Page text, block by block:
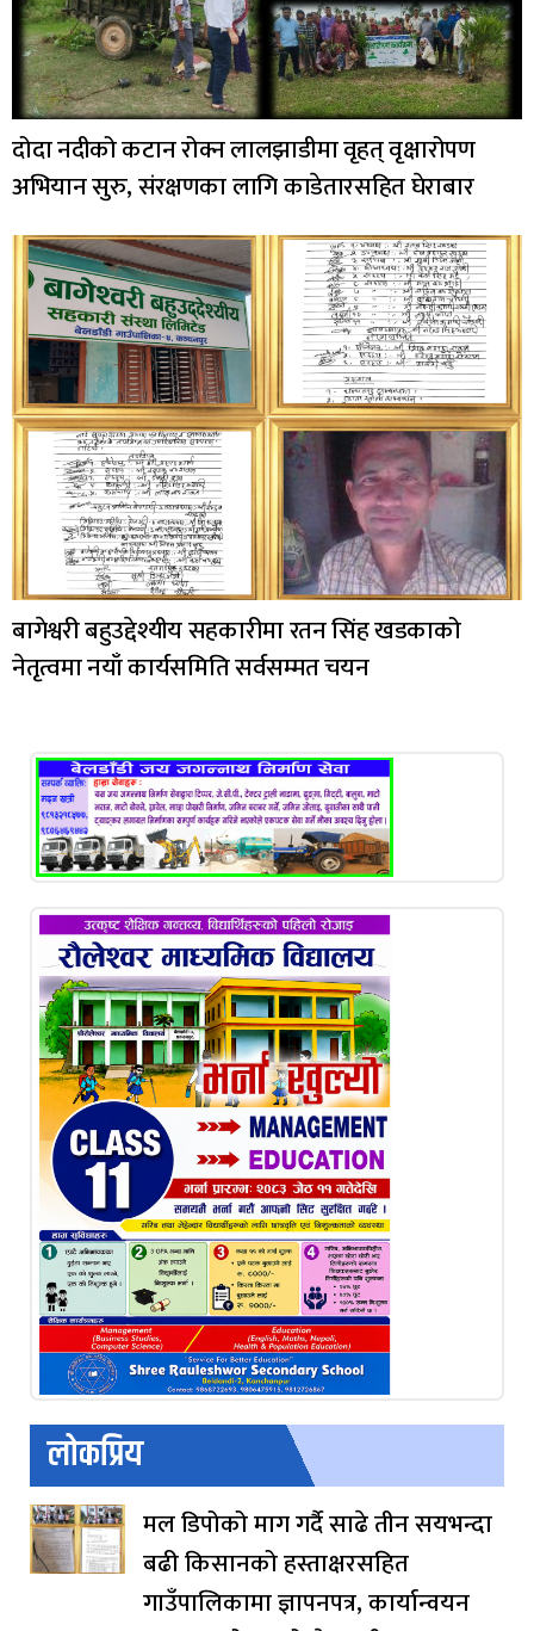
दोदा नदीको कटान रोक्न लालझाडीमा वृहत् वृक्षारोपण
अभियान सुरु, संरक्षणका लागि काडेतारसहित घेराबार
बागेश्वरी बहुउद्देश्यीय सहकारीमा रतन सिंह खडकाको
नेतृत्वमा नयाँ कार्यसमिति सर्वसम्मत चयन
लोकप्रिय
मल डिपोको माग गर्दै साढे तीन सयभन्दा
बढी किसानको हस्ताक्षरसहित
गाउँपालिकामा ज्ञापनपत्र, कार्यान्वयन